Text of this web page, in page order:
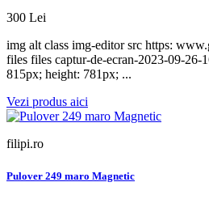
300 Lei
img alt class img-editor src https:
files files captur-de-ecran-2023-09-26-
815px; height: 781px; ...
Vezi produs aici
filipi.ro
Pulover 249 maro Magnetic